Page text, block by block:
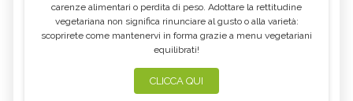
carenze alimentari o perdita di peso. Adottare la rettitudine
vegetariana non significa rinunciare al gusto o alla varietà:
scoprirete come mantenervi in forma grazie a menu vegetariani
equilibrati!
CLICCA QUI